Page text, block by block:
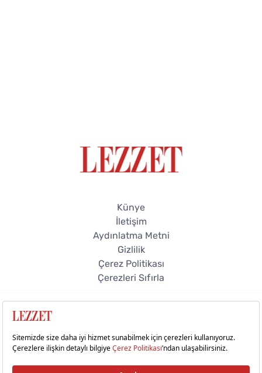
Künye
İletişim
Aydınlatma Metni
Gizlilik
Çerez Politikası
Çerezleri Sıfırla
© 2026 Lezzet Online. Tüm hakları saklıdır.